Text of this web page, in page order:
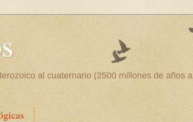
al cuaternario (2500 millones de años a